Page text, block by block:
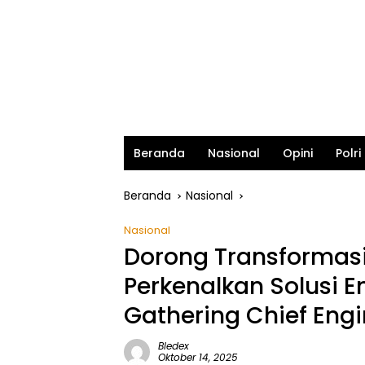
Beranda Nasional Opini Polri
Beranda Nasional
Nasional
Dorong
Perkenalkan Solusi
Gathering Chief
Bledex
Oktober 14, 2025